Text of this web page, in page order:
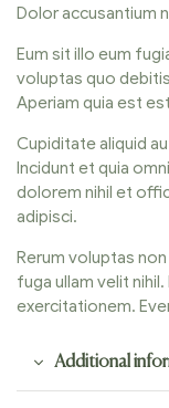
Dolor accusantium
Eum sit illo eum
voluptas quo
Aperiam quia est
Cupiditate aliquid
Incidunt et quia
dolorem nihil et
adipisci.
Rerum voluptas
fuga ullam velit
exercitationem.
Additional